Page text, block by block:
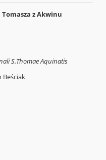
z Akwinu
S.Thomae Aquinatis
Beściak